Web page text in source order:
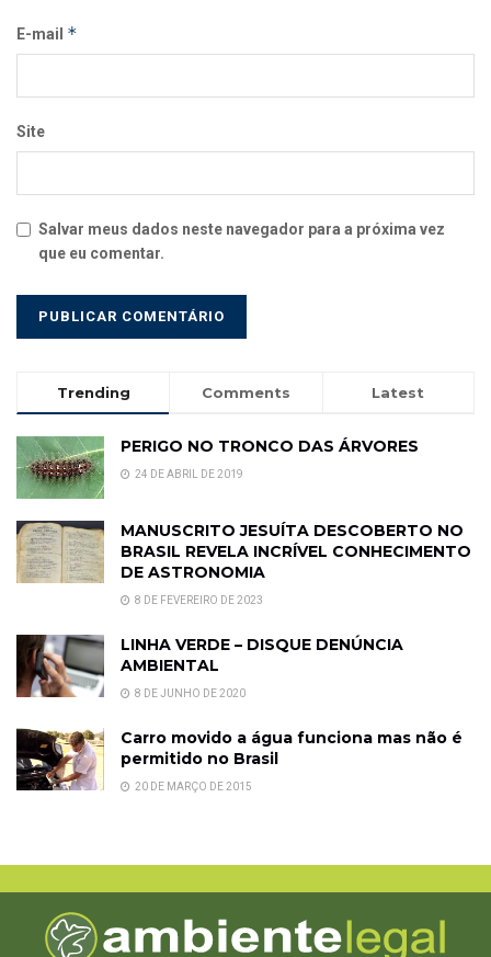
E-mail *
Site
Salvar meus dados neste navegador para a próxima vez
que eu comentar.
Trending Comments Latest
PERIGO NO TRONCO DAS ÁRVORES
24 DE ABRIL DE 2019
MANUSCRITO JESUÍTA DESCOBERTO NO
BRASIL REVELA INCRÍVEL CONHECIMENTO
DE ASTRONOMIA
8 DE FEVEREIRO DE 2023
LINHA VERDE – DISQUE DENÚNCIA
AMBIENTAL
8 DE JUNHO DE 2020
Carro movido a água funciona mas não é
permitido no Brasil
20 DE MARÇO DE 2015